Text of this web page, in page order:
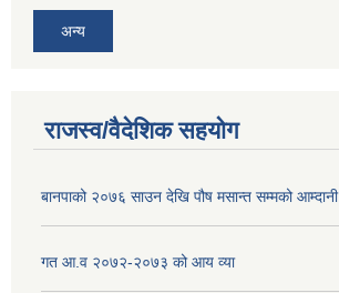
अन्य
राजस्व/वैदेशिक सहयोग
बानपाको २०७६ साउन देखि पौष मसान्त सम्मको आम्दानी
गत आ.व २०७२-२०७३ को आय व्या